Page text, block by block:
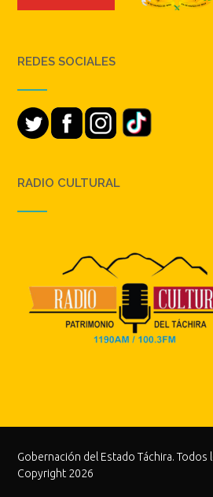
REDES SOCIALES
RADIO CULTURAL
Gobernación del Estado Táchira.
Copyright 2026